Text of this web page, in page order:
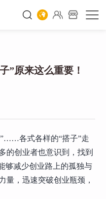
”原来这么重要！
”……各式各样的“搭子”走
的创业者也意识到，找到
够减少创业路上的孤独与
量，迅速突破创业瓶颈，